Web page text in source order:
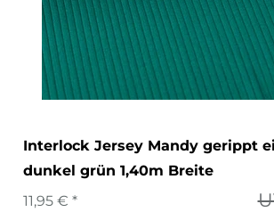
Interlock Jersey Mandy gerippt
dunkel grün 1,40m Breite
11,95 € *